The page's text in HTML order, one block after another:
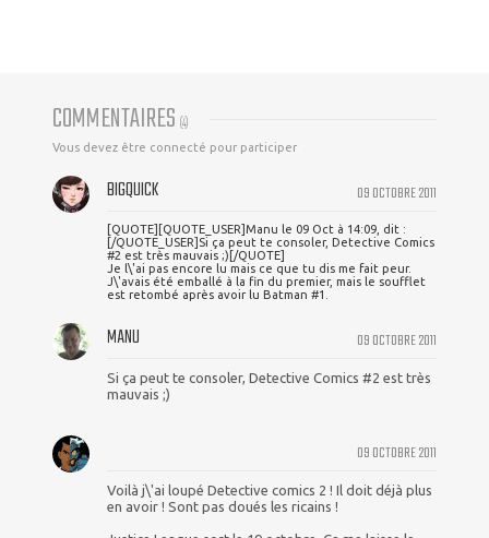
COMMENTAIRES (4)
Vous devez être connecté pour participer
09 OCTOBRE 2011
BIGQUICK
[QUOTE][QUOTE_USER]Manu le 09 Oct à 14:09, dit :
[/QUOTE_USER]Si ça peut te consoler, Detective Comics
#2 est très mauvais ;)[/QUOTE]
Je l\'ai pas encore lu mais ce que tu dis me fait peur.
J\'avais été emballé à la fin du premier, mais le soufflet
est retombé après avoir lu Batman #1.
09 OCTOBRE 2011
MANU
Si ça peut te consoler, Detective Comics #2 est très
mauvais ;)
09 OCTOBRE 2011
Voilà j\'ai loupé Detective comics 2 ! Il doit déjà plus
en avoir ! Sont pas doués les ricains !